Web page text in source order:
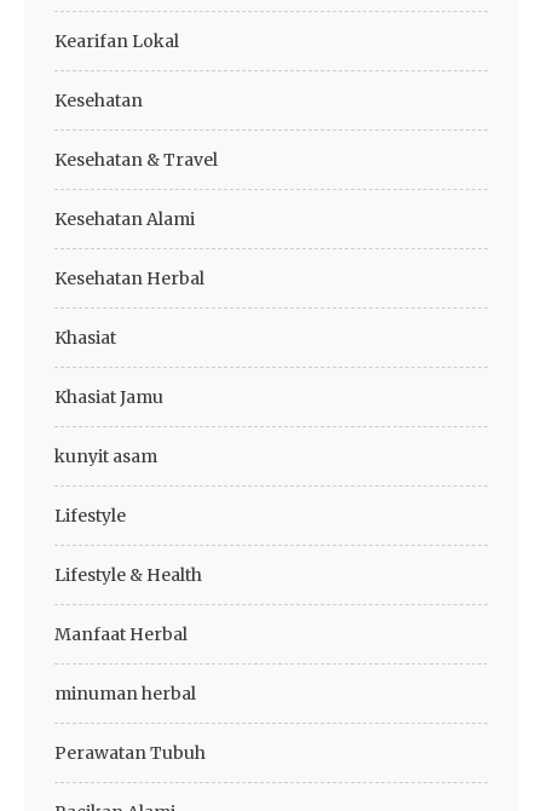
Kearifan Lokal
Kesehatan
Kesehatan & Travel
Kesehatan Alami
Kesehatan Herbal
Khasiat
Khasiat Jamu
kunyit asam
Lifestyle
Lifestyle & Health
Manfaat Herbal
minuman herbal
Perawatan Tubuh